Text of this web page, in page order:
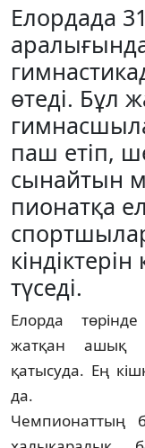
Елордада
өтеді. Бұл
паш етіп,
сынайтын
пио­натқа
түседі.
Елорда
жатқан ашық
қатысуда. Ең
да.
Чемпионаттың